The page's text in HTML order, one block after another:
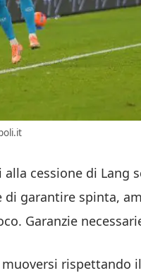
cessione di Lang
garantire spinta,
Garanzie
rispettando